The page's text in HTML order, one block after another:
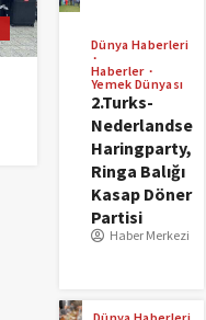
Dünya Haberleri
Haberler
Yemek Dünyası
2.Turks-
Nederlandse
Haringparty,
Ringa Balığı
Kasap Döner
Partisi
Haber Merkezi